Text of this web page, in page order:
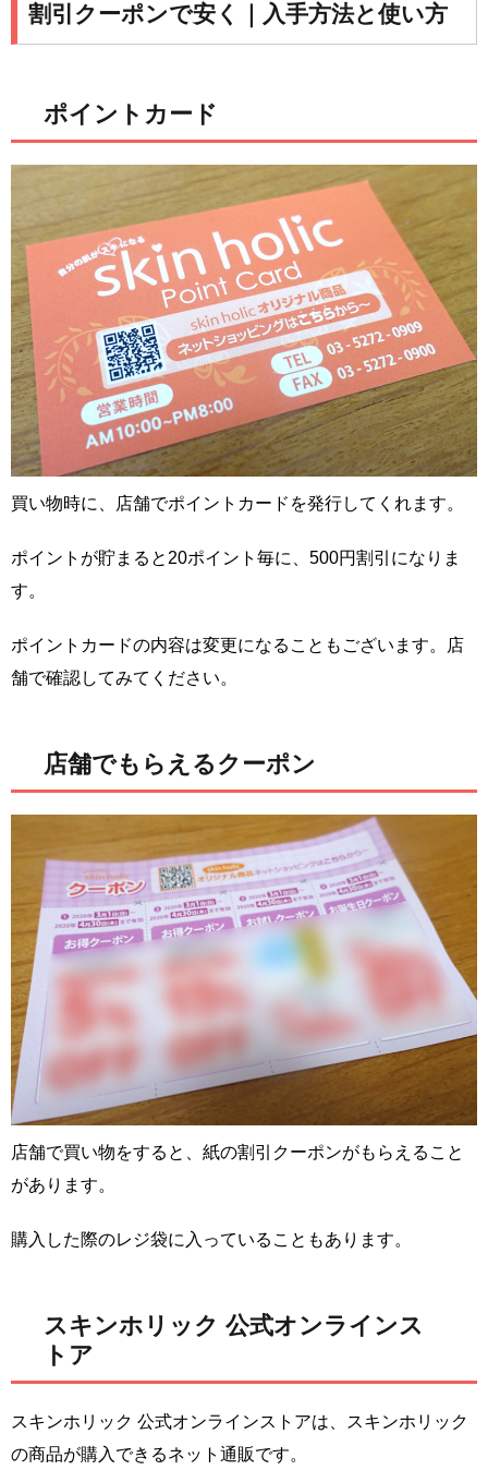
割引クーポンで安く｜入手方法と使い方
ポイントカード
買い物時に、店舗でポイントカードを発行してくれます。
ポイントが貯まると20ポイント毎に、500円割引になりま
す。
ポイントカードの内容は変更になることもございます。店
舗で確認してみてください。
店舗でもらえるクーポン
店舗で買い物をすると、紙の割引クーポンがもらえること
があります。
購入した際のレジ袋に入っていることもあります。
スキンホリック 公式オンラインス
トア
スキンホリック 公式オンラインストアは、スキンホリック
の商品が購入できるネット通販です。